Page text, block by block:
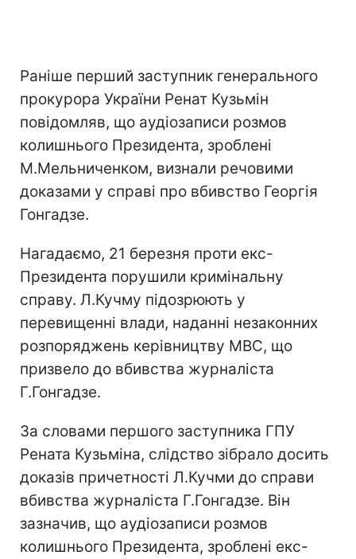
Раніше перший заступник генерального
прокурора України Ренат Кузьмін
повідомляв, що аудіозаписи розмов
колишнього Президента, зроблені
М.Мельниченком, визнали речовими
доказами у справі про вбивство Георгія
Гонгадзе.
Нагадаємо, 21 березня проти екс-
Президента порушили кримінальну
справу. Л.Кучму підозрюють у
перевищенні влади, наданні незаконних
розпоряджень керівництву МВС, що
призвело до вбивства журналіста
Г.Гонгадзе.
За словами першого заступника ГПУ
Рената Кузьміна, слідство зібрало досить
доказів причетності Л.Кучми до справи
вбивства журналіста Г.Гонгадзе. Він
зазначив, що аудіозаписи розмов
колишнього Президента, зроблені екс-